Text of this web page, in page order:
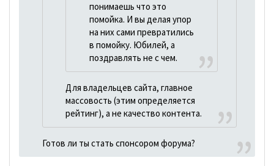
понимаешь что это
помойка. И вы делая упор
на них сами превратились
в помойку. Юбилей, а
поздравлять не с чем.
Для владельцев сайта, главное
массовость (этим определяется
рейтинг), а не качество контента.
Готов ли ты стать спонсором форума?